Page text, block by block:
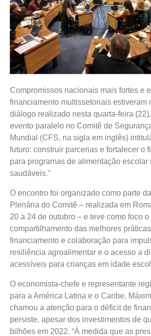
Compromissos nacionais mais fortes e
financiamento multissetoriais estiveram
diálogo realizado nesta quarta-feira
evento paralelo no Comitê de
Mundial (CFS, na sigla em inglês)
futuro: construir parcerias e fortalecer o
para programas de alimentação escolar
saudáveis.”
O encontro foi organizado como parte
Plenária do Comitê – realizada em
20 a 24 de outubro – e teve como foco o
compartilhamento das melhores
financiamento e colaboração para
resiliência agroalimentar e o acesso a
acessíveis para crianças em idade
O economista-chefe e representante
para a América Latina e o Caribe,
chamou a atenção para o déficit de
persiste, apesar dos investimentos de
bilhões em 2022. “À medida que as